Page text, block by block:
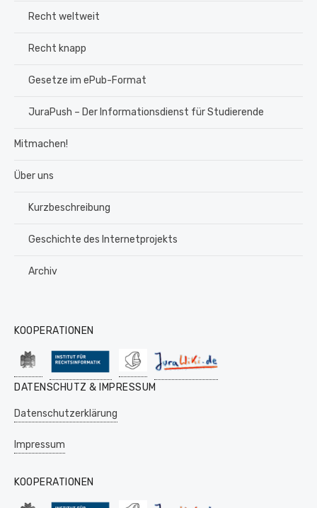
Recht weltweit
Recht knapp
Gesetze im ePub-Format
JuraPush – Der Informationsdienst für Studierende
Mitmachen!
Über uns
Kurzbeschreibung
Geschichte des Internetprojekts
Archiv
KOOPERATIONEN
DATENSCHUTZ & IMPRESSUM
Datenschutzerklärung
Impressum
KOOPERATIONEN